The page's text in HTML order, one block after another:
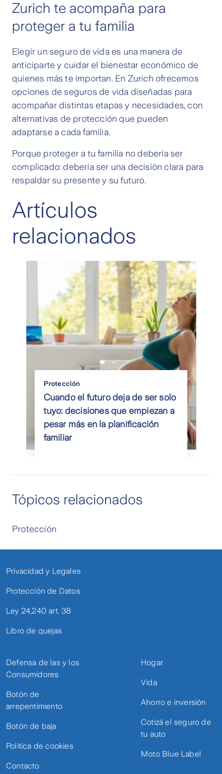
Zurich te acompaña para
proteger a tu familia
Elegir un seguro de vida es una manera de
anticiparte y cuidar el bienestar económico de
quienes más te importan. En Zurich ofrecemos
opciones de seguros de vida diseñadas para
acompañar distintas etapas y necesidades, con
alternativas de protección que pueden
adaptarse a cada familia.
Porque proteger a tu familia no debería ser
complicado: debería ser una decisión clara para
respaldar su presente y su futuro.
Artículos
relacionados
Protección
Cuando el futuro deja de ser solo
tuyo: decisiones que empiezan a
pesar más en la planificación
familiar
Tópicos relacionados
Protección
Privacidad y Legales
Protección de Datos
Ley 24,240 art. 38
Libro de quejas
Defensa de las y los
Consumidores
Botón de
arrepentimiento
Botón de baja
Política de cookies
Contacto
Hogar
Vida
Ahorro e inversión
Cotizá el seguro de
tu auto
Moto Blue Label